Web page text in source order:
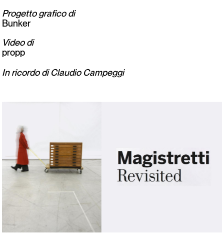
Progetto grafico di
Bunker
Video di
propp
In ricordo di Claudio Campeggi